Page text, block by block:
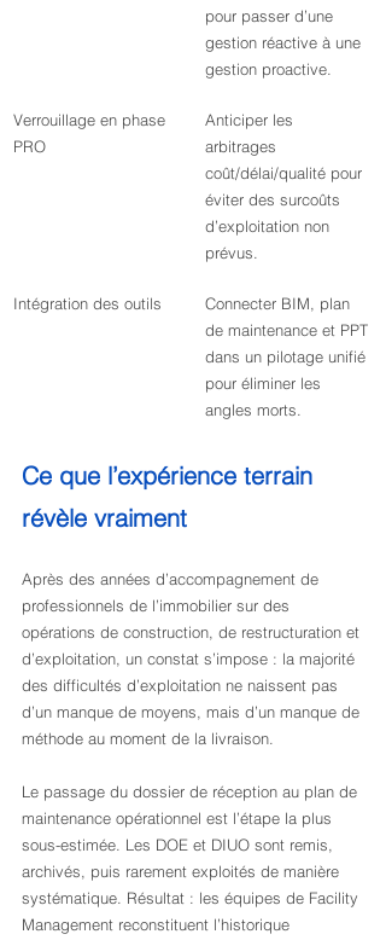
pour passer d’une
gestion réactive à une
gestion proactive.
Verrouillage en phase
PRO
Anticiper les
arbitrages
coût/délai/qualité pour
éviter des surcoûts
d’exploitation non
prévus.
Intégration des outils
Connecter BIM, plan
de maintenance et PPT
dans un pilotage unifié
pour éliminer les
angles morts.
Ce que l’expérience terrain
révèle vraiment
Après des années d’accompagnement de
professionnels de l’immobilier sur des
opérations de construction, de restructuration et
d’exploitation, un constat s’impose : la majorité
des difficultés d’exploitation ne naissent pas
d’un manque de moyens, mais d’un manque de
méthode au moment de la livraison.
Le passage du dossier de réception au plan de
maintenance opérationnel est l’étape la plus
sous-estimée. Les DOE et DIUO sont remis,
archivés, puis rarement exploités de manière
systématique. Résultat : les équipes de Facility
Management reconstituent l’historique